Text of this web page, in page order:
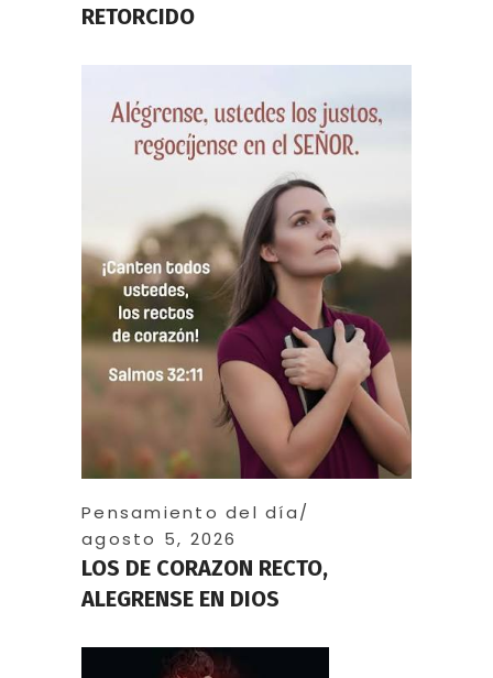
RETORCIDO
Pensamiento del día
agosto 5, 2026
LOS DE CORAZON RECTO,
ALEGRENSE EN DIOS